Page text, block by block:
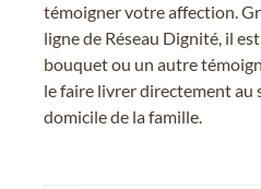
témoigner votre affection.
ligne de Réseau Dignité, il
bouquet ou un autre
le faire livrer directement au
domicile de la famille.